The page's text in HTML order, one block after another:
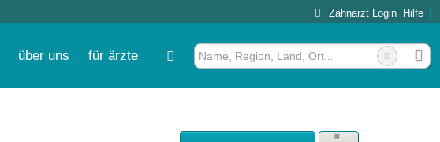
Zahnarzt Login Hilfe
über uns für ärzte